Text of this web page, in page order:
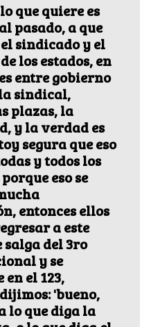
que quiere es
pasado, a que
sindicado y el
los estados, en
entre gobierno
sindical,
plazas, la
y la verdad es
segura que eso
y todos los
eso se
entonces ellos
a este
salga del 3ro
y se
el 123,
'bueno,
lo que diga la